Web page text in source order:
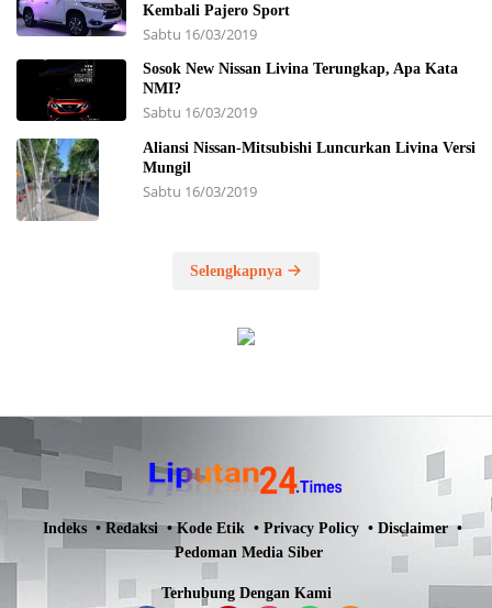
Kembali Pajero Sport
Sabtu 16/03/2019
Sosok New Nissan Livina Terungkap, Apa Kata
NMI?
Sabtu 16/03/2019
Aliansi Nissan-Mitsubishi Luncurkan Livina Versi
Mungil
Sabtu 16/03/2019
Selengkapnya
Indeks Redaksi Kode Etik Privacy Policy
Disclaimer
Pedoman Media Siber
Terhubung Dengan Kami